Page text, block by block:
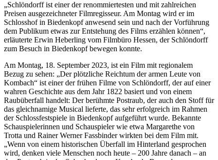
„Schlöndorff ist einer der renommiertesten und mit zahlreichen
Preisen ausgezeichneter Filmregisseur. Am Montag wird er im
Schlosshof in Biedenkopf anwesend sein und nach der Vorführung
dem Publikum etwas zur Entstehung des Films erzählen können“,
erläuterte Erwin Heberling vom Filmbüro Hessen, der Schlöndorff
zum Besuch in Biedenkopf bewegen konnte.
Am Montag, 18. September 2023, ist ein Film mit regionalem
Bezug zu sehen: „Der plötzliche Reichtum der armen Leute von
Kombach“ ist einer der frühen Filme von Schlöndorff, der auf einer
wahren Geschichte aus dem Jahr 1822 basiert und von einem
Raubüberfall handelt: Der berühmte Postraub, der auch den Stoff für
das gleichnamige Musical lieferte, das sehr erfolgreich im Rahmen
der Schlossfestspiele in Biedenkopf aufgeführt wurde. Bekannte
Schauspielerinnen und Schauspieler wie etwa Margarethe von
Trotta und Rainer Werner Fassbinder wirkten bei dem Film mit.
„Wenn von einem historischen Überfall im Hinterland gesprochen
wird, denken viele Menschen noch heute – 200 Jahre danach – an